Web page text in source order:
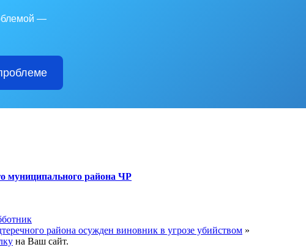
—
муниципального района ЧР
района осужден виновник в угрозе убийством »
на Ваш сайт.